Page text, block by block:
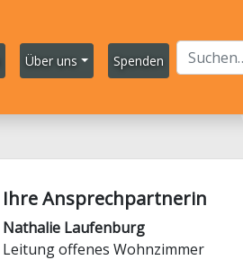
Über uns Spenden
Ihre Ansprechpartnerin
Nathalie Laufenburg
Leitung offenes Wohnzimmer